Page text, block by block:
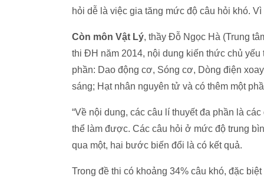
hỏi dễ là việc gia tăng mức độ câu hỏi khó.
Còn môn Vật Lý, thầy Đỗ Ngọc Hà (Trung
thi ĐH năm 2014, nội dung kiến thức chủ
phần: Dao động cơ, Sóng cơ, Dòng điện
sáng; Hạt nhân nguyên tử và có thêm một
“Về nội dung, các câu lí thuyết đa phần là
thể làm được. Các câu hỏi ở mức độ trung
qua một, hai bước biến đổi là có kết quả.
Trong đề thi có khoảng 34% câu khó, đặc